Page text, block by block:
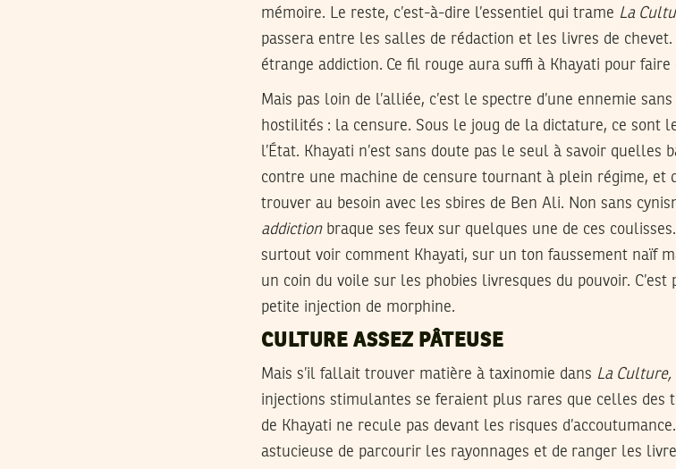
mémoire. Le reste, c’est-à-dire l’essentiel qui trame La
passera entre les salles de rédaction et les livres de
étrange addiction. Ce fil rouge aura suffi à Khayati pour
Mais pas loin de l’alliée, c’est le spectre d’une ennemie
hostilités : la censure. Sous le joug de la dictature, ce sont
l’État. Khayati n’est sans doute pas le seul à savoir
contre une machine de censure tournant à plein régime,
trouver au besoin avec les sbires de Ben Ali. Non sans
addictionbraque ses feux sur quelques une de ces
surtout voir comment Khayati, sur un ton faussement naïf
un coin du voile sur les phobies livresques du pouvoir.
petite injection de morphine.
CULTURE ASSEZ PÂTEUSE
Mais s’il fallait trouver matière à taxinomie dans La
injections stimulantes se feraient plus rares que celles
de Khayati ne recule pas devant les risques
astucieuse de parcourir les rayonnages et de ranger les